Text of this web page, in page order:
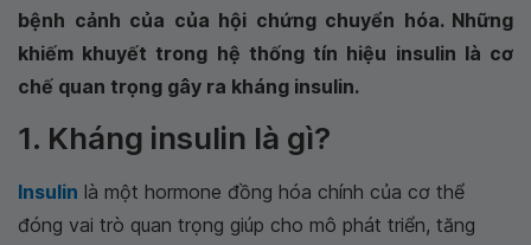
bệnh cảnh của của hội chứng chuyển hóa. Những
khiếm khuyết trong hệ thống tín hiệu insulin là cơ
chế quan trọng gây ra kháng insulin.
1. Kháng insulin là gì?
Insulin là một hormone đồng hóa chính của cơ thể
đóng vai trò quan trọng giúp cho mô phát triển, tăng